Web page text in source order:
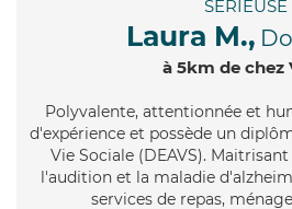
SÉRIEUSE
Laura M.,
à 5km de chez
Polyvalente, attentionnée et
d'expérience et possède un
Vie Sociale (DEAVS).
l'audition et la maladie
services de repas,